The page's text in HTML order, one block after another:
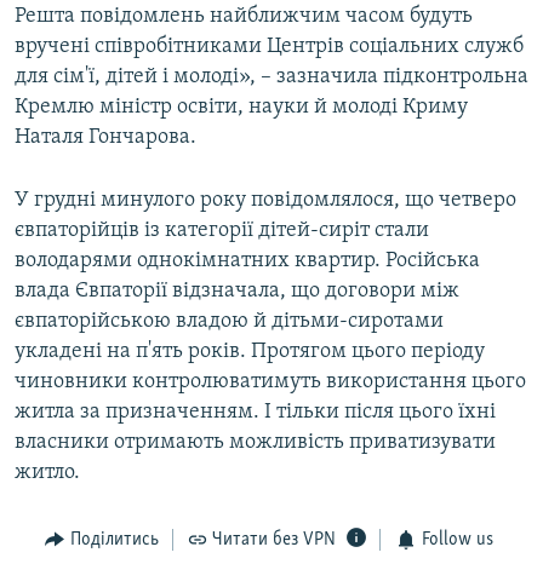
Решта повідомлень найближчим часом будуть
вручені співробітниками Центрів соціальних служб
для сім'ї, дітей і молоді», – зазначила підконтрольна
Кремлю міністр освіти, науки й молоді Криму
Наталя Гончарова.
У грудні минулого року повідомлялося, що четверо
євпаторійців із категорії дітей-сиріт стали
володарями однокімнатних квартир. Російська
влада Євпаторії відзначала, що договори між
євпаторійською владою й дітьми-сиротами
укладені на п'ять років. Протягом цього періоду
чиновники контролюватимуть використання цього
житла за призначенням. І тільки після цього їхні
власники отримають можливість приватизувати
житло.
Поділитись Читати без VPN Follow us